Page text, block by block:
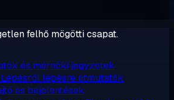
felhő mögötti csapat.
és mérnöki jegyzetek
Lépésről lépésre útmutatók
és bejelentések